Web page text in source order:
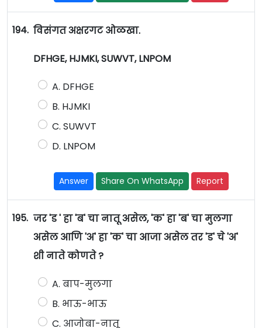
194. विसंगत अक्षरगट ओळखा.
DFHGE, HJMKI, SUWVT, LNPOM
A. DFHGE
B. HJMKI
C. SUWVT
D. LNPOM
Answer Share On WhatsApp Report
195. जर 'ड ' हा 'ब' चा नातू असेल, 'क' हा 'ब' चा मुलगा
असेल आणि 'अ' हा 'क' चा आजा असेल तर 'ड' चे 'अ'
शी नाते कोणते ?
A. बाप-मुलगा
B. भाऊ-भाऊ
C. आजोबा-नातू